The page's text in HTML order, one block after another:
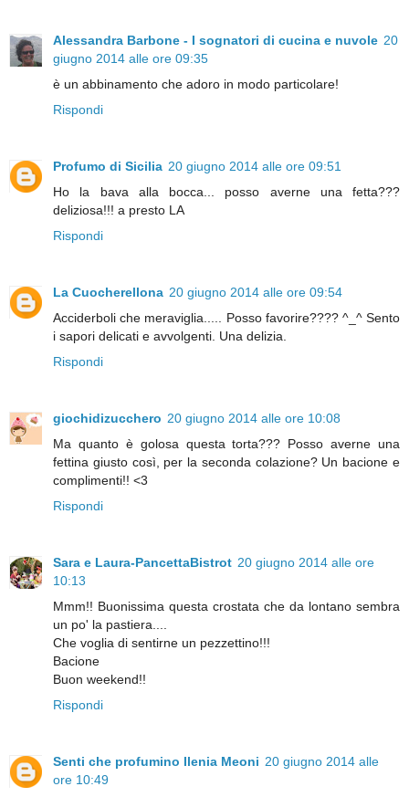
Alessandra Barbone - I sognatori di cucina e nuvole 20
giugno 2014 alle ore 09:35
è un abbinamento che adoro in modo particolare!
Rispondi
Profumo di Sicilia 20 giugno 2014 alle ore 09:51
Ho la bava alla bocca... posso averne una fetta???
deliziosa!!! a presto LA
Rispondi
La Cuocherellona 20 giugno 2014 alle ore 09:54
Acciderboli che meraviglia..... Posso favorire???? ^_^ Sento
i sapori delicati e avvolgenti. Una delizia.
Rispondi
giochidizucchero 20 giugno 2014 alle ore 10:08
Ma quanto è golosa questa torta??? Posso averne una
fettina giusto così, per la seconda colazione? Un bacione e
complimenti!! <3
Rispondi
Sara e Laura-PancettaBistrot 20 giugno 2014 alle ore
10:13
Mmm!! Buonissima questa crostata che da lontano sembra
un po' la pastiera....
Che voglia di sentirne un pezzettino!!!
Bacione
Buon weekend!!
Rispondi
Senti che profumino Ilenia Meoni 20 giugno 2014 alle
ore 10:49